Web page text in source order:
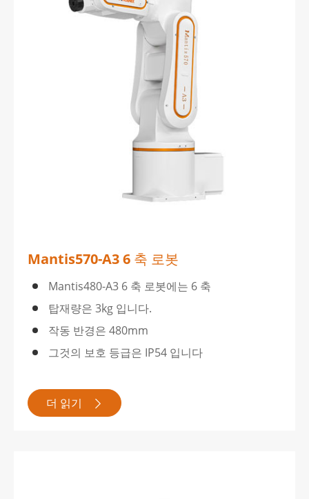
Mantis570-A3 6 축 로봇
Mantis480-A3 6 축 로봇에는 6 축
탑재량은 3kg 입니다.
작동 반경은 480mm
그것의 보호 등급은 IP54 입니다
더 읽기 